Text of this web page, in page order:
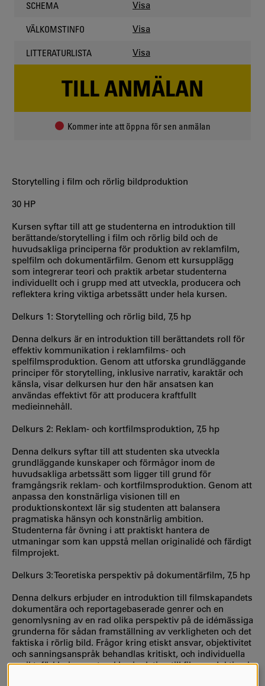
SCHEMA Visa
VÄLKOMSTINFO Visa
LITTERATURLISTA Visa
TILL ANMÄLAN
Kommer inte att öppna för sen anmälan
Storytelling i film och rörlig bildproduktion
30 HP
Kursen syftar till att ge studenterna en introduktion till
berättande/storytelling i film och rörlig bild och de
huvudsakliga principerna för produktion av reklamfilm,
spelfilm och dokumentärfilm. Genom ett kursupplägg
som integrerar teori och praktik arbetar studenterna
individuellt och i grupp med att utveckla, producera och
reflektera kring viktiga arbetssätt under hela kursen.
Delkurs 1: Storytelling och rörlig bild, 7,5 hp
Denna delkurs är en introduktion till berättandets roll för
effektiv kommunikation i reklamfilms- och
spelfilmsproduktion. Genom att utforska grundläggande
principer för storytelling, inklusive narrativ, karaktär och
känsla, visar delkursen hur den här ansatsen kan
användas effektivt för att producera kraftfullt
medieinnehåll.
Delkurs 2: Reklam- och kortfilmsproduktion, 7,5 hp
Denna delkurs syftar till att studenten ska utveckla
grundläggande kunskaper och förmågor inom de
huvudsakliga arbetssätt som ligger till grund för
framgångsrik reklam- och kortfilmsproduktion. Genom att
anpassa den konstnärliga visionen till en
produktionskontext lär sig studenten att balansera
pragmatiska hänsyn och konstnärlig ambition.
Studenterna får övning i att praktiskt hantera de
utmaningar som kan uppstå mellan originalidé och färdigt
filmprojekt.
Delkurs 3: Teoretiska perspektiv på dokumentärfilm, 7,5 hp
Denna delkurs erbjuder en introduktion till filmskapandets
dokumentära och reportagebaserade genrer och en
genomlysning av en rad olika perspektiv på de idémässiga
grunderna för sådan framställning av verkligheten och det
faktiska i rörlig bild. Frågor kring etiskt ansvar, objektivitet
och sanningsanspråk behandlas kritiskt, och individuella
avsiktsförklaringar utvecklas i relation till filmproduktion i